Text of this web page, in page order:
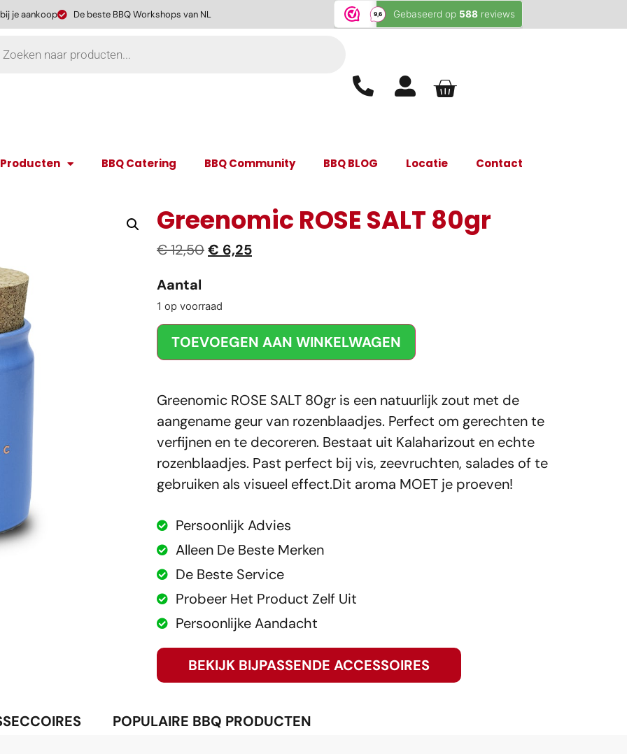
je aankoop De beste BBQ Workshops van NL
Producten BBQ Catering BBQ Community BBQ BLOG Locatie Contact
Greenomic ROSE SALT 80gr
€12,50€ 6,25
Aantal
1 op voorraad
TOEVOEGEN AAN WINKELWAGEN
Greenomic ROSE SALT 80gr is een natuurlijk zout met de
aangename geur van rozenblaadjes. Perfect om gerechten te
verfijnen en te decoreren. Bestaat uit Kalaharizout en echte
rozenblaadjes. Past perfect bij vis, zeevruchten, salades of te
gebruiken als visueel effect.Dit aroma MOET je proeven!
Persoonlijk Advies
Alleen De Beste Merken
De Beste Service
Probeer Het Product Zelf Uit
Persoonlijke Aandacht
BEKIJK BIJPASSENDE ACCESSOIRES
POPULAIRE BBQ PRODUCTEN